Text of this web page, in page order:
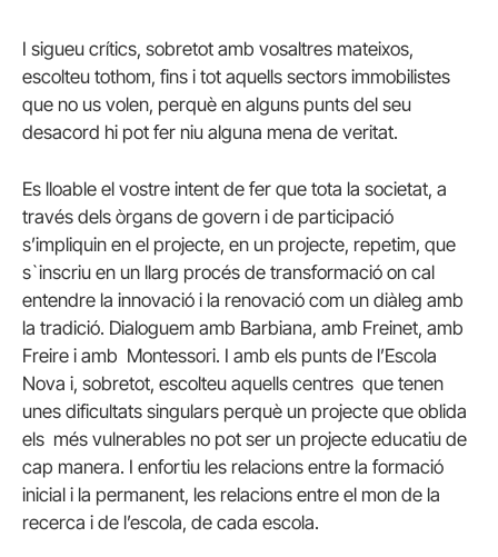
I sigueu crítics, sobretot amb vosaltres mateixos,
escolteu tothom, fins i tot aquells sectors immobilistes
que no us volen, perquè en alguns punts del seu
desacord hi pot fer niu alguna mena de veritat.
Es lloable el vostre intent de fer que tota la societat, a
través dels òrgans de govern i de participació
s’impliquin en el projecte, en un projecte, repetim, que
s`inscriu en un llarg procés de transformació on cal
entendre la innovació i la renovació com un diàleg amb
la tradició. Dialoguem amb Barbiana, amb Freinet, amb
Freire i amb Montessori. I amb els punts de l’Escola
Nova i, sobretot, escolteu aquells centres que tenen
unes dificultats singulars perquè un projecte que oblida
els més vulnerables no pot ser un projecte educatiu de
cap manera. I enfortiu les relacions entre la formació
inicial i la permanent, les relacions entre el mon de la
recerca i de l’escola, de cada escola.